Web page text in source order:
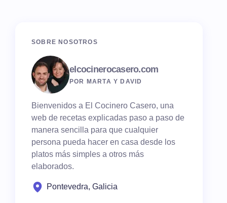
SOBRE NOSOTROS
elcocinerocasero.com
POR MARTA Y DAVID
Bienvenidos a El Cocinero Casero, una
web de recetas explicadas paso a paso de
manera sencilla para que cualquier
persona pueda hacer en casa desde los
platos más simples a otros más
elaborados.
Pontevedra, Galicia